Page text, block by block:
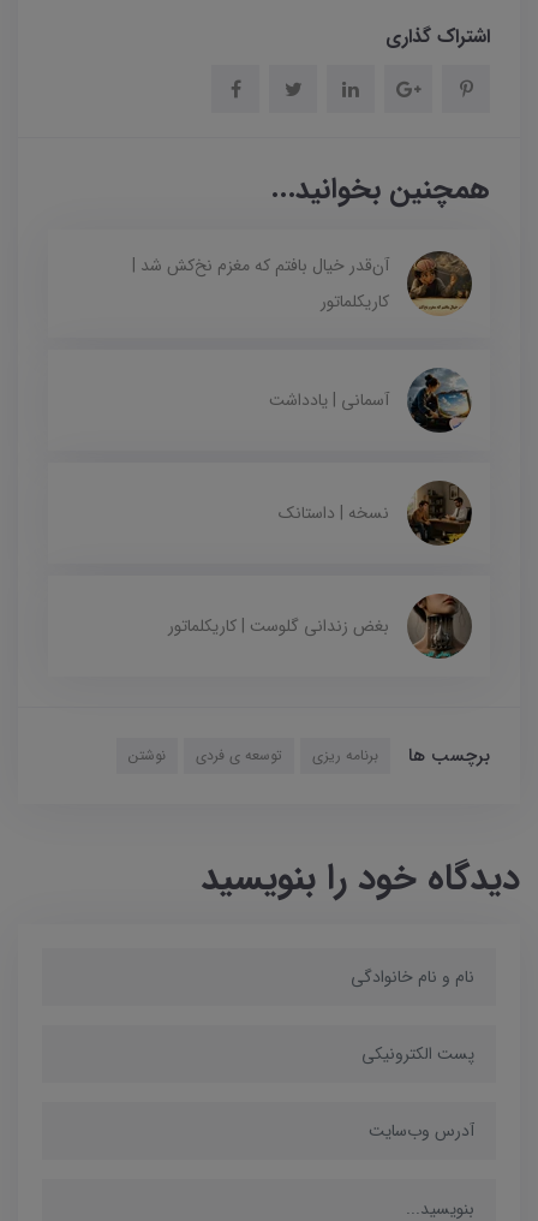
اشتراک گذاری
همچنین بخوانید...
آن‌قدر خیال بافتم که مغزم نخ‌کش شد |
کاریکلماتور
آسمانی | یادداشت
نسخه | داستانک
بغض زندانی گلوست | کاریکلماتور
برچسب ها برنامه ریزی توسعه ی فردی نوشتن
دیدگاه خود را بنویسید